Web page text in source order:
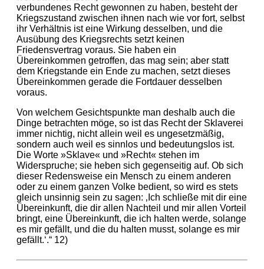
verbundenes Recht gewonnen zu haben, besteht der
Kriegszustand zwischen ihnen nach wie vor fort, selbst
ihr Verhältnis ist eine Wirkung desselben, und die
Ausübung des Kriegsrechts setzt keinen
Friedensvertrag voraus. Sie haben ein
Übereinkommen getroffen, das mag sein; aber statt
dem Kriegstande ein Ende zu machen, setzt dieses
Übereinkommen gerade die Fortdauer desselben
voraus.
Von welchem Gesichtspunkte man deshalb auch die
Dinge betrachten möge, so ist das Recht der Sklaverei
immer nichtig, nicht allein weil es ungesetzmäßig,
sondern auch weil es sinnlos und bedeutungslos ist.
Die Worte »Sklave« und »Recht« stehen im
Widerspruche; sie heben sich gegenseitig auf. Ob sich
dieser Redensweise ein Mensch zu einem anderen
oder zu einem ganzen Volke bedient, so wird es stets
gleich unsinnig sein zu sagen: ‚Ich schließe mit dir eine
Übereinkunft, die dir allen Nachteil und mir allen Vorteil
bringt, eine Übereinkunft, die ich halten werde, solange
es mir gefällt, und die du halten musst, solange es mir
gefällt.‘.“ 12)